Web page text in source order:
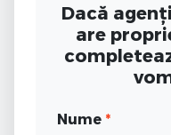
Dacă
are
Nume *